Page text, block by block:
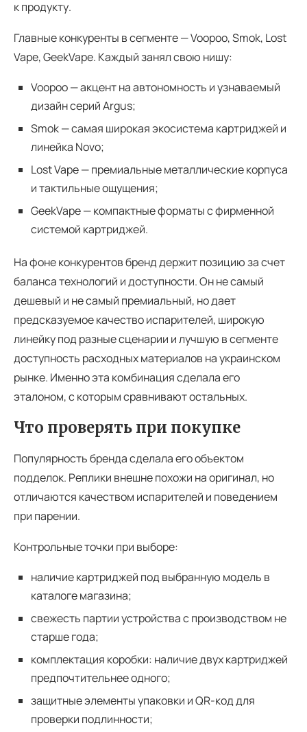
к продукту.
Главные конкуренты в сегменте — Voopoo, Smok, Lost
Vape, GeekVape. Каждый занял свою нишу:
Voopoo — акцент на автономность и узнаваемый
дизайн серий Argus;
Smok — самая широкая экосистема картриджей и
линейка Novo;
Lost Vape — премиальные металлические корпуса
и тактильные ощущения;
GeekVape — компактные форматы с фирменной
системой картриджей.
На фоне конкурентов бренд держит позицию за счет
баланса технологий и доступности. Он не самый
дешевый и не самый премиальный, но дает
предсказуемое качество испарителей, широкую
линейку под разные сценарии и лучшую в сегменте
доступность расходных материалов на украинском
рынке. Именно эта комбинация сделала его
эталоном, с которым сравнивают остальных.
Что проверять при покупке
Популярность бренда сделала его объектом
подделок. Реплики внешне похожи на оригинал, но
отличаются качеством испарителей и поведением
при парении.
Контрольные точки при выборе:
наличие картриджей под выбранную модель в
каталоге магазина;
свежесть партии устройства с производством не
старше года;
комплектация коробки: наличие двух картриджей
предпочтительнее одного;
защитные элементы упаковки и QR-код для
проверки подлинности;